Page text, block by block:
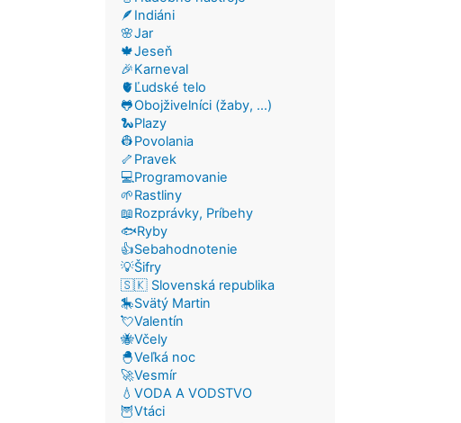
🪶Indiáni
🌸Jar
🍁Jeseň
🎉Karneval
🫀Ľudské telo
🐸Obojživelníci (žaby, ...)
🐍Plazy
👷Povolania
🦴Pravek
💻Programovanie
🌱Rastliny
📖Rozprávky, Príbehy
🐟Ryby
👍Sebahodnotenie
💡Šifry
🇸🇰 Slovenská republika
🎠Svätý Martin
💘Valentín
🐝Včely
🐣Veľká noc
🚀Vesmír
💧VODA A VODSTVO
🦉Vtáci